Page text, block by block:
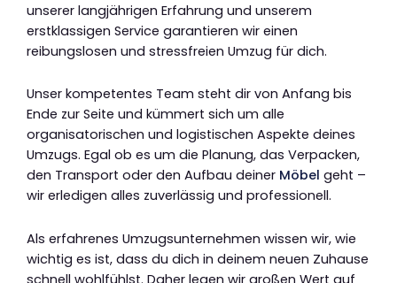
unserer langjährigen Erfahrung und unserem
erstklassigen Service garantieren wir einen
reibungslosen und stressfreien Umzug für dich.
Unser kompetentes Team steht dir von Anfang bis
Ende zur Seite und kümmert sich um alle
organisatorischen und logistischen Aspekte deines
Umzugs. Egal ob es um die Planung, das Verpacken,
den Transport oder den Aufbau deiner Möbel geht –
wir erledigen alles zuverlässig und professionell.
Als erfahrenes Umzugsunternehmen wissen wir, wie
wichtig es ist, dass du dich in deinem neuen Zuhause
schnell wohlfühlst. Daher legen wir großen Wert auf